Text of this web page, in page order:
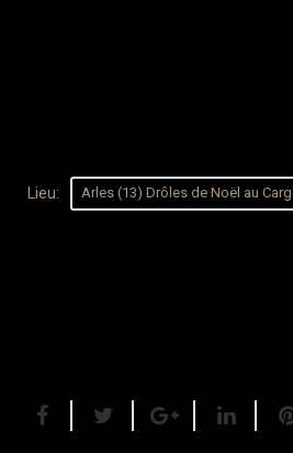
Lieu: Arles (13) Drôles de Noël au